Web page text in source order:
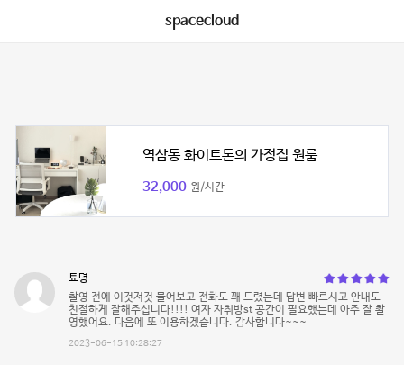
spacecloud
역삼동 화이트톤의 가정집 원룸
32,000 원/시간
툐뎡
촬영 전에 이것저것 물어보고 전화도 꽤 드렸는데 답변 빠르시고 안내도
친절하게 잘해주십니다!!!! 여자 자취방st 공간이 필요했는데 아주 잘 촬
영했어요. 다음에 또 이용하겠습니다. 감사합니다~~~
2023-06-15 10:28:27